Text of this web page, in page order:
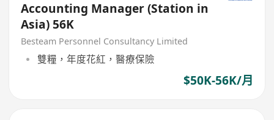
Accounting Manager (Station in
Asia) 56K
Besteam Personnel Consultancy Limited
雙糧，年度花紅，醫療保險
$50K-56K/月